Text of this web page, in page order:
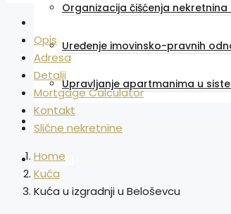
Organizacija čišćenja
Uređenje imovinsko-pravnih
Upravljanje apartmanima u
O nama
Kontakt
Opis
Adresa
Detalji
Mortgage Calculator
Kontakt
Slične nekretnine
Home
Kuća
Kuća u izgradnji u Beloševcu